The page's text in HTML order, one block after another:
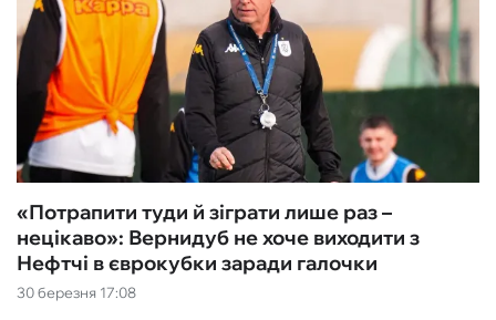
30 березня 17:08
«Потрапити туди й зіграти лише раз –
нецікаво»: Вернидуб не хоче виходити з
Нефтчі в єврокубки заради галочки